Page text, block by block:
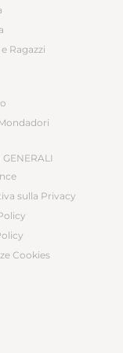
Ragazzi
sulla Privacy
Cookies